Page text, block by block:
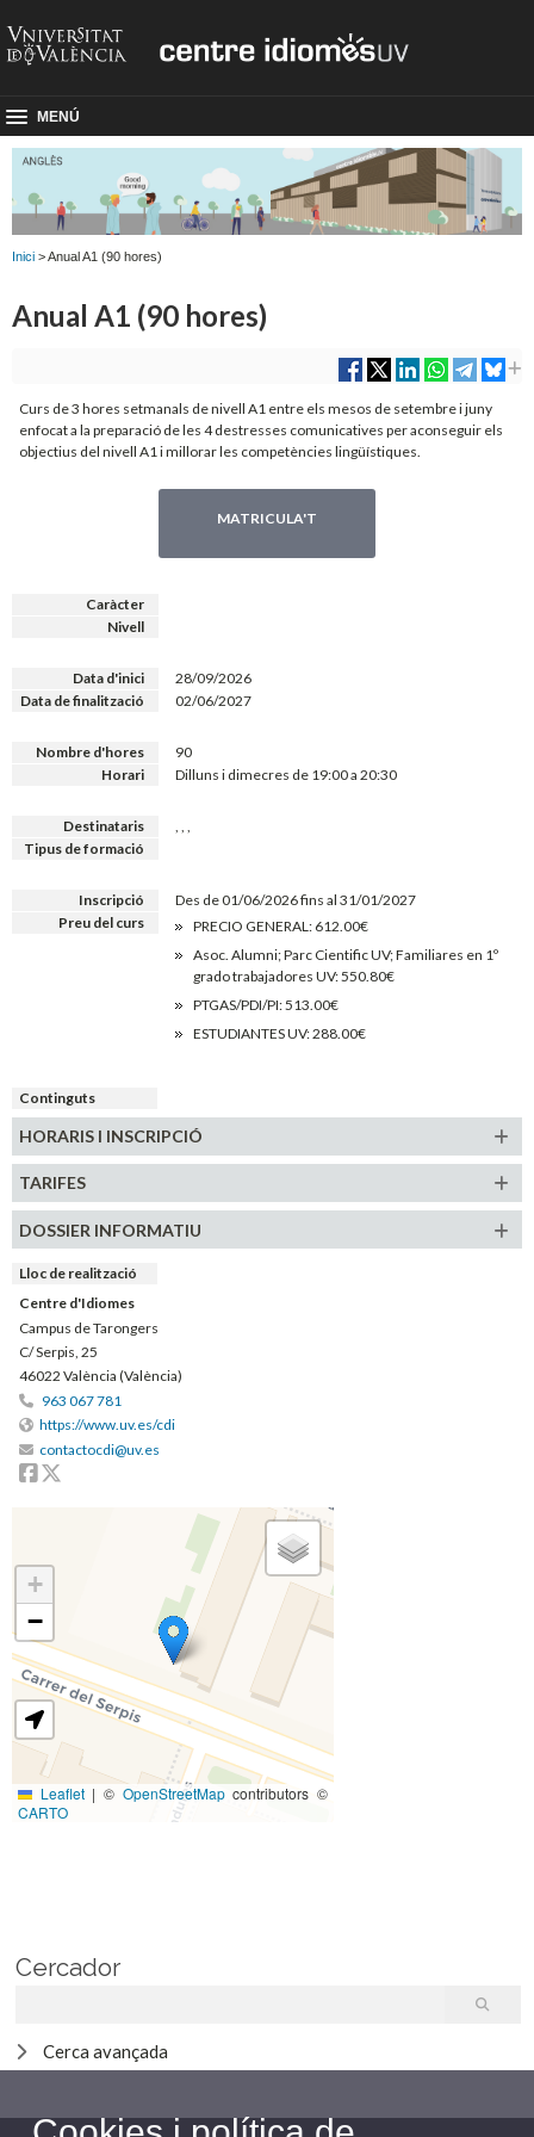
MENÚ
Inici > Anual A1 (90 hores)
Anual A1 (90 hores)
Curs de 3 hores setmanals de nivell A1 entre els mesos de setembre i juny
enfocat a la preparació de les 4 destresses comunicatives per aconseguir els
objectius del nivell A1 i millorar les competències lingüístiques.
MATRICULA'T
Caràcter
Nivell
Data d'inici
28/09/2026
Data de finalització
02/06/2027
Nombre d'hores
90
Horari
Dilluns i dimecres de 19:00 a 20:30
Destinataris
Tipus de formació
Inscripció
Des de 01/06/2026 fins al 31/01/2027
Preu del curs
PRECIO GENERAL: 612.00€
Asoc. Alumni; Parc Cientific UV; Familiares en 1º
grado trabajadores UV: 550.80€
PTGAS/PDI/PI: 513.00€
ESTUDIANTES UV: 288.00€
Continguts
HORARIS I INSCRIPCIÓ
TARIFES
DOSSIER INFORMATIU
Lloc de realització
Centre d'Idiomes
Campus de Tarongers
C/ Serpis, 25
46022 València (València)
963 067 781
https://www.uv.es/cdi
contactocdi@uv.es
Facebook
+
−
Leaflet | © OpenStreetMapcontributors ©
CARTO
Cercador
Cerca avançada